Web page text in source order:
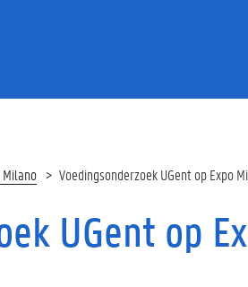
Milano Voedingsonderzoek UGent op Expo
UGent op